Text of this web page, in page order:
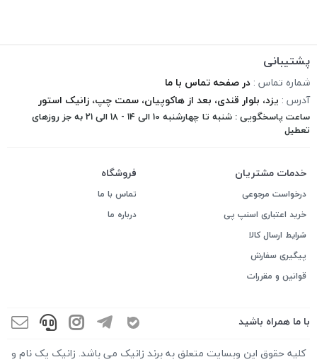
پشتیبانی
شماره تماس : در صفحه تماس با ما
آدرس : یزد، بلوار قندی، بعد از هاکوپیان، سمت چپ، زانیک استور
ساعت پاسخگویی : شنبه تا چهارشنبه 10 الی 14 - 18 الی 21 به جز روزهای
تعطیل
خدمات مشتریان
درخواست مرجوعی
خرید اعتباری اسنپ پی
شرایط ارسال کالا
پیگیری سفارش
قوانین و مقررات
فروشگاه
تماس با ما
درباره ما
با ما همراه باشید
کلیه حقوق این وبسایت متعلق به برند زانیک می باشد. زانیک یک نام و